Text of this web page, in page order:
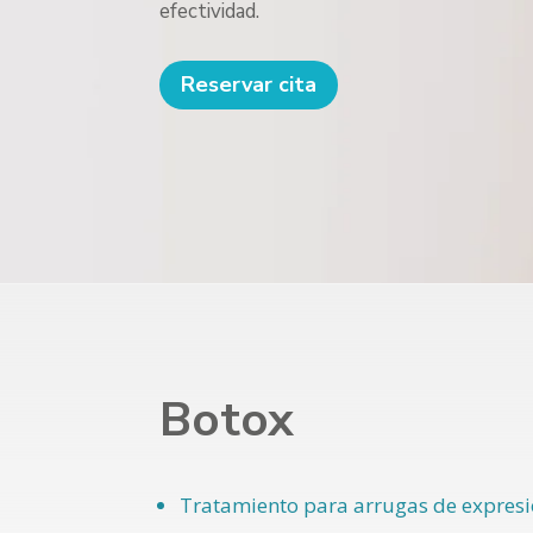
efectividad.
Reservar cita
Botox
Tratamiento paraarrugas de